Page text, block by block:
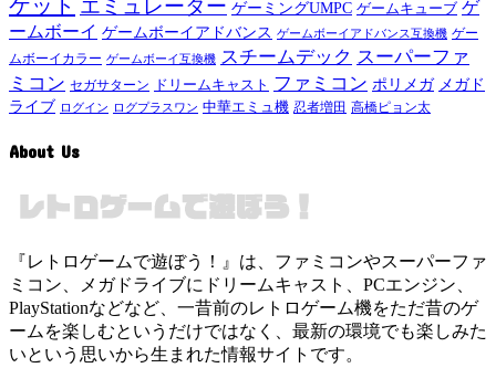
ケット エミュレーター ゲーミングUMPC ゲームキューブ ゲ
ームボーイ ゲームボーイアドバンス ゲームボーイアドバンス互換機 ゲー
ムボーイカラー ゲームボーイ互換機 スチームデック スーパーファ
ミコン セガサターン ドリームキャスト ファミコン ポリメガ メガド
ライブ ログイン ログプラスワン 中華エミュ機 忍者増田 高橋ピョン太
About Us
『レトロゲームで遊ぼう！』は、ファミコンやスーパーファ
ミコン、メガドライブにドリームキャスト、PCエンジン、
PlayStationなどなど、一昔前のレトロゲーム機をただ昔のゲ
ームを楽しむというだけではなく、最新の環境でも楽しみた
いという思いから生まれた情報サイトです。